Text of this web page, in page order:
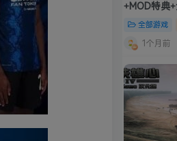
+MOD特典
全部游戏
1个月前